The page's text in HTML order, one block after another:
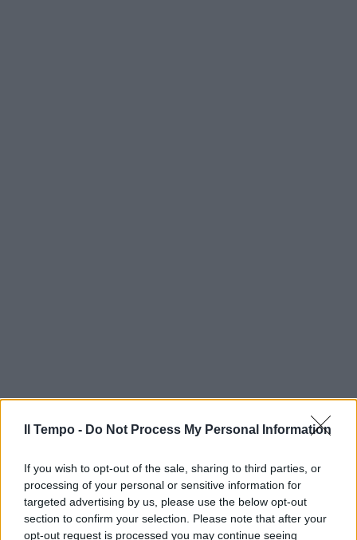
Il Tempo - Do Not Process My Personal Information
If you wish to opt-out of the sale, sharing to third parties, or
processing of your personal or sensitive information for
targeted advertising by us, please use the below opt-out
section to confirm your selection. Please note that after your
opt-out request is processed you may continue seeing